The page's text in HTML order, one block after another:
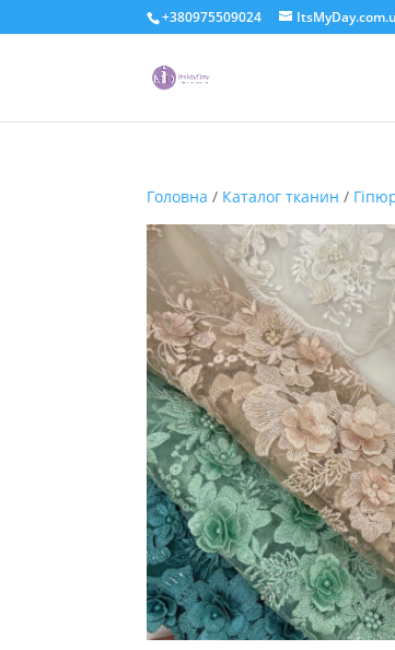
+380975509024
Головна / Каталог тканин /